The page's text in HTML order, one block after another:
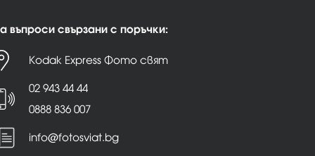
въпроси свързани с поръчки:
Kodak Express Фото свят
02 943 44 44
0888 836 007
info@fotosviat.bg